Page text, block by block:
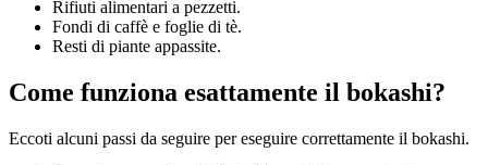
Rifiuti alimentari a pezzetti.
Fondi di caffè e foglie di tè.
Resti di piante appassite.
Come funziona esattamente il bokashi?
Eccoti alcuni passi da seguire per eseguire correttamente il bokashi.